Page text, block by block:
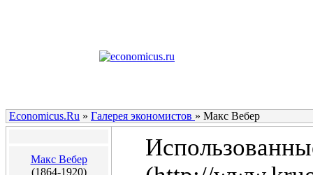
Economicus.Ru » Галерея экономистов » Макс Вебер
Макс Вебер
(1864-1920)